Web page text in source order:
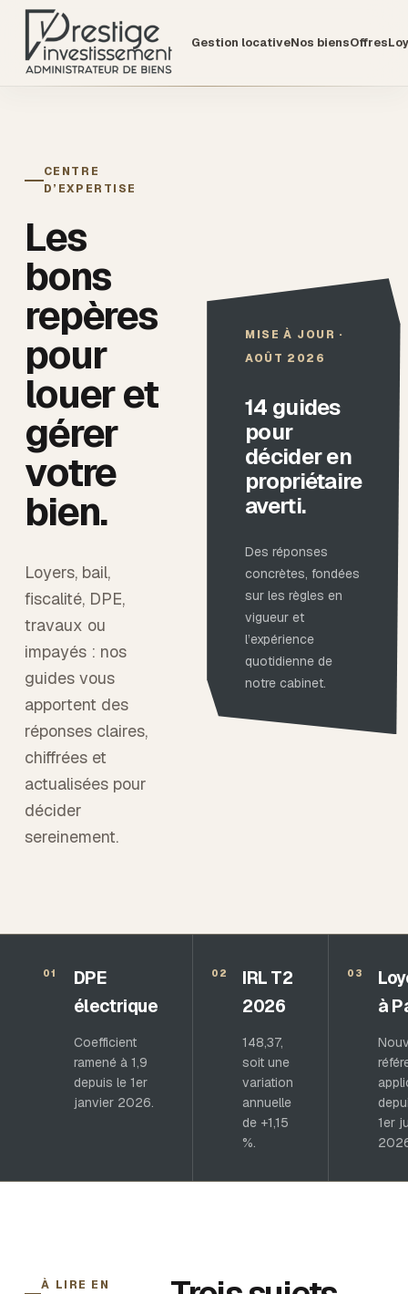
Gestion locativeNos biensOffres
CENTRE
D’EXPERTISE
Les
bons
repères
pour
louer et
gérer
votre
bien.
Loyers, bail,
fiscalité, DPE,
travaux ou
impayés : nos
guides vous
apportent des
réponses claires,
chiffrées et
actualisées pour
décider
sereinement.
MISE À JOUR ·
AOÛT 2026
14 guides
pour
décider en
propriétaire
averti.
Des réponses
concrètes, fondées
sur les règles en
vigueur et
l’expérience
quotidienne de
notre cabinet.
01
DPE
électrique
Coefficient
ramené à 1,9
depuis le 1er
janvier 2026.
02
IRL T2
2026
148,37,
soit une
variation
annuelle
de +1,15
%.
03
à
1er
À LIRE EN